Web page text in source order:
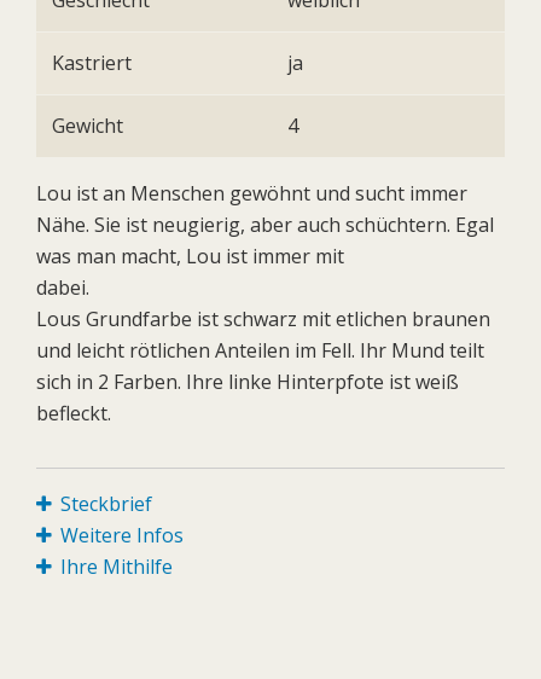
Kastriert ja
Gewicht 4
Lou ist an Menschen gewöhnt und sucht immer
Nähe. Sie ist neugierig, aber auch schüchtern. Egal
was man macht, Lou ist immer mit
dabei.
Lous Grundfarbe ist schwarz mit etlichen braunen
und leicht rötlichen Anteilen im Fell. Ihr Mund teilt
sich in 2 Farben. Ihre linke Hinterpfote ist weiß
befleckt.
Steckbrief
Weitere Infos
Ihre Mithilfe